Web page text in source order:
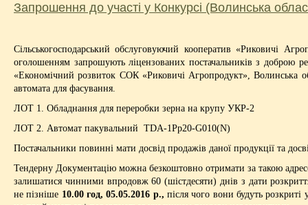
Запрошення до участі у Конкурсі (Волинська
Сільськогосподарський обслуговуючий кооператив «Риковичі
оголошенням запрошують ліцензованих постачальників з доброю
«Економічний розвиток СОК «Риковичі Агропродукт», Волинська
автомата для фасування.
ЛОТ 1. Обладнання для переробки зерна на крупу УКР-2
ЛОТ 2. Автомат пакувальний TDA-1Рр20-G010(N)
Постачальники повинні мати досвід продажів даної продукції та
Тендерну Документацію можна безкоштовно отримати за такою
залишатися чинними впродовж 60 (шістдесяти) днів з дати
не пізніше 10.00 год, 05.05.2016 р., після чого вони будуть